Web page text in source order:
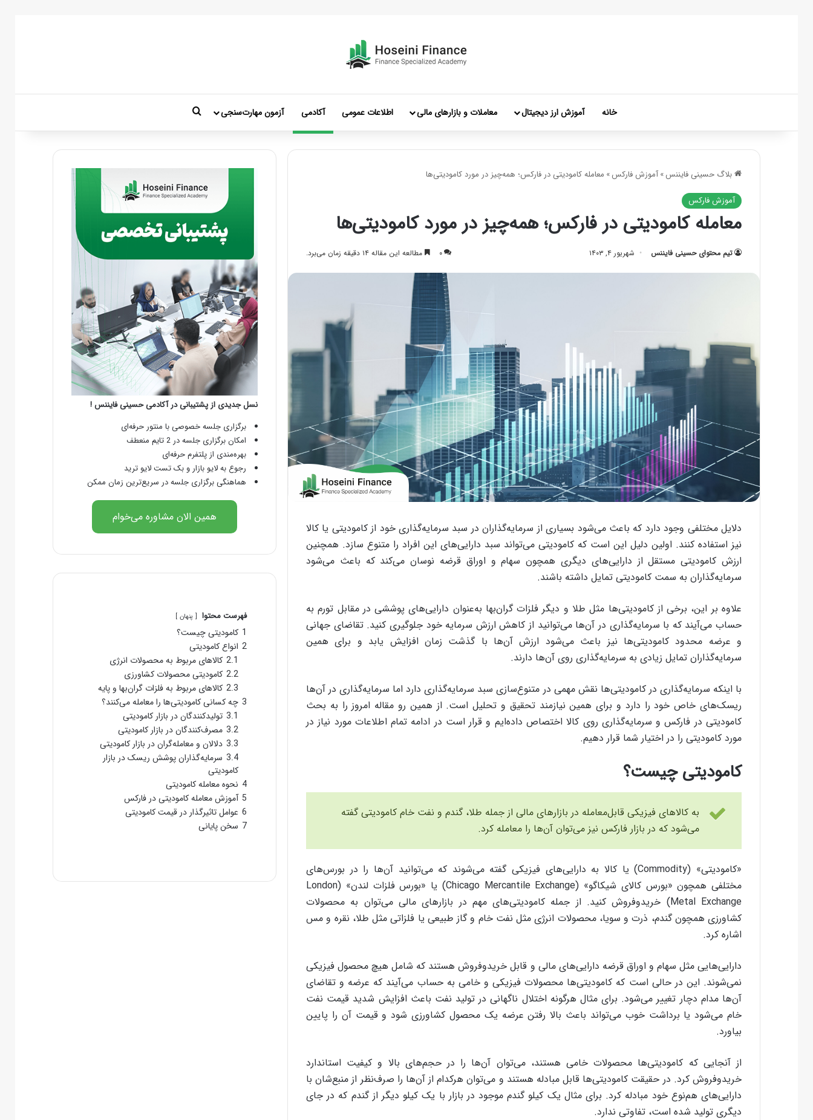
خانه آموزش ارز دیجیتال معاملات و بازارهای مالی اطلاعات عمومی آکادمی آزمون مهارت‌سنجی
بلاگ حسینی فایننس»آموزش فارکس» معامله کامودیتی در فارکس؛ همه‌چیز در مورد کامودیتی‌ها
آموزش فارکس
معامله کامودیتی در فارکس؛ همه‌چیز در مورد کامودیتی‌ها
تیم محتوای حسینی‌ فایننس شهریور ۴, ۱۴۰۳ ۰ مطالعه این مقاله ۱۴ دقیقه زمان می‌برد.
دلایل مختلفی وجود دارد که باعث می‌شود بسیاری از سرمایه‌گذاران در سبد سرمایه‌گذاری خود از کامودیتی یا کالا
نیز استفاده کنند. اولین دلیل این است که کامودیتی می‌تواند سبد دارایی‌های این افراد را متنوع سازد. همچنین
ارزش کامودیتی مستقل از دارایی‌های دیگری همچون سهام و اوراق قرضه نوسان می‌کند که باعث می‌شود
سرمایه‌گذاران به سمت کامودیتی تمایل داشته باشند.
علاوه بر این، برخی از کامودیتی‌ها مثل طلا و دیگر فلزات گران‌بها به‌عنوان دارایی‌های پوششی در مقابل تورم به
حساب می‌آیند که با سرمایه‌گذاری در آن‌ها می‌توانید از کاهش ارزش سرمایه خود جلوگیری کنید. تقاضای جهانی
و عرضه محدود کامودیتی‌ها نیز باعث می‌شود ارزش آن‌ها با گذشت زمان افزایش یابد و برای همین
سرمایه‌گذاران تمایل زیادی به سرمایه‌گذاری روی آن‌ها دارند.
با اینکه سرمایه‌گذاری در کامودیتی‌ها نقش مهمی در متنوع‌سازی سبد سرمایه‌گذاری دارد اما سرمایه‌گذاری در آن‌ها
ریسک‌های خاص خود را دارد و برای همین نیازمند تحقیق و تحلیل است. از همین رو مقاله امروز را به بحث
کامودیتی در فارکس و سرمایه‌گذاری روی کالا اختصاص داده‌ایم و قرار است در ادامه تمام اطلاعات مورد نیاز در
مورد کامودیتی را در اختیار شما قرار دهیم.
کامودیتی چیست؟
به کالاهای فیزیکی قابل‌معامله در بازارهای مالی از جمله طلا، گندم و نفت خام کامودیتی گفته
می‌شود که در بازار فارکس نیز می‌توان آن‌ها را معامله کرد.
«کامودیتی» (Commodity) یا کالا به دارایی‌های فیزیکی گفته می‌شوند که می‌توانید آن‌ها را در بورس‌های
مختلفی همچون «بورس کالای شیکاگو» (Chicago Mercantile Exchange) یا «بورس فلزات لندن» (London
Metal Exchange) خریدوفروش کنید. از جمله کامودیتی‌های مهم در بازارهای مالی می‌توان به محصولات
کشاورزی همچون گندم، ذرت و سویا، محصولات انرژی‌ مثل نفت خام و گاز طبیعی یا فلزاتی مثل طلا، نقره و مس
اشاره کرد.
دارایی‌هایی مثل سهام و اوراق قرضه دارایی‌های مالی و قابل خریدوفروش هستند که شامل هیچ محصول فیزیکی
نمی‌شوند. این در حالی است که کامودیتی‌ها محصولات فیزیکی و خامی به حساب می‌آیند که عرضه و تقاضای
آن‌ها مدام دچار تغییر می‌شود. برای مثال هرگونه اختلال ناگهانی در تولید نفت باعث افزایش شدید قیمت نفت
خام می‌شود یا برداشت خوب می‌تواند باعث بالا رفتن عرضه یک محصول کشاورزی شود و قیمت آن را پایین
بیاورد.
از آنجایی که کامودیتی‌ها محصولات خامی هستند، می‌توان آن‌ها را در حجم‌های بالا و کیفیت استاندارد
خریدوفروش کرد. در حقیقت کامودیتی‌ها قابل مبادله هستند و می‌توان هرکدام از آن‌ها را صرف‌نظر از منبع‌شان با
دارایی‌های هم‌نوع خود مبادله کرد. برای مثال یک کیلو گندم موجود در بازار با یک کیلو دیگر از گندم که در جای
دیگری تولید شده است، تفاوتی ندارد.
نسل جدیدی از پشتیبانی در آکادمی حسینی فایننس !
برگزاری جلسه خصوصی با منتور حرفه‌ای
امکان برگزاری جلسه در 2 تایم منعطف
بهره‌مندی از پلتفرم حرفه‌ای
رجوع به لایو بازار و بک تست لایو ترید
هماهنگی برگزاری جلسه در سریع‌ترین زمان ممکن
همین الان مشاوره می‌خوام
فهرست محتوا پنهان
1 کامودیتی چیست؟
2 انواع کامودیتی
2.1 کالاهای مربوط به محصولات انرژی
2.2 کامودیتی محصولات کشاورزی
2.3 کالاهای مربوط به فلزات گران‌بها و پایه
3 چه کسانی کامودیتی‌ها را معامله می‌کنند؟
3.1 تولیدکنندگان در بازار کامودیتی
3.2 مصرف‌کنندگان در بازار کامودیتی
3.3 دلالان و معامله‌گران در بازار کامودیتی
3.4 سرمایه‌گذاران پوشش ریسک در بازار
کامودیتی
4 نحوه معامله کامودیتی
5 آموزش معامله کامودیتی در فارکس
6 عوامل تاثیرگذار در قیمت کامودیتی
7 سخن پایانی